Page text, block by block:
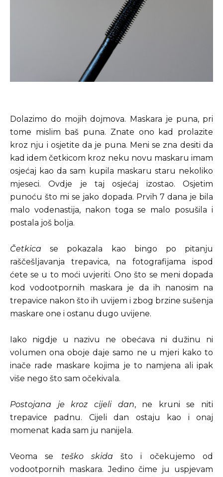
Dolazimo do mojih dojmova. Maskara je puna, pri
tome mislim baš puna. Znate ono kad prolazite
kroz nju i osjetite da je puna. Meni se zna desiti da
kad idem četkicom kroz neku novu maskaru imam
osjećaj kao da sam kupila maskaru staru nekoliko
mjeseci. Ovdje je taj osjećaj izostao. Osjetim
punoću što mi se jako dopada. Prvih 7 dana je bila
malo vodenastija, nakon toga se malo posušila i
postala još bolja.
Četkica se pokazala kao bingo po pitanju
raščešljavanja trepavica, na fotografijama ispod
ćete se u to moći uvjeriti. Ono što se meni dopada
kod vodootpornih maskara je da ih nanosim na
trepavice nakon što ih uvijem i zbog brzine sušenja
maskare one i ostanu dugo uvijene.
Iako nigdje u nazivu ne obećava ni dužinu ni
volumen ona oboje daje samo ne u mjeri kako to
inače rade maskare kojima je to namjena ali ipak
više nego što sam očekivala.
Postojana je kroz cijeli dan, ne kruni se niti
trepavice padnu. Cijeli dan ostaju kao i onaj
momenat kada sam ju nanijela.
Veoma se teško skida što i očekujemo od
vodootpornih maskara. Jedino čime ju uspjevam